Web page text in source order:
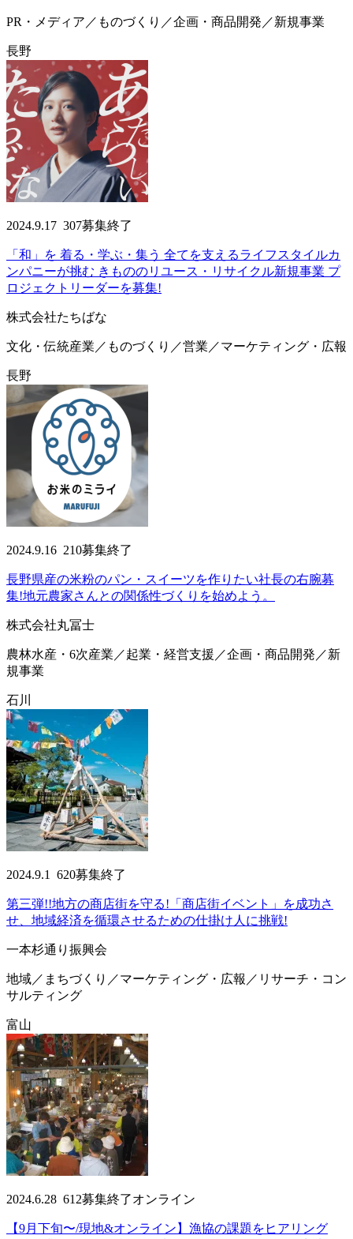
PR・メディア／ものづくり／企画・商品開発／新規事業
長野
2024.9.17 307募集終了
「和」を 着る・学ぶ・集う 全てを支えるライフスタイルカ
ンパニーが挑む きもののリユース・リサイクル新規事業 プ
ロジェクトリーダーを募集!
株式会社たちばな
文化・伝統産業／ものづくり／営業／マーケティング・広報
長野
2024.9.16 210募集終了
長野県産の米粉のパン・スイーツを作りたい社長の右腕募
集!地元農家さんとの関係性づくりを始めよう。
株式会社丸冨士
農林水産・6次産業／起業・経営支援／企画・商品開発／新
規事業
石川
2024.9.1 620募集終了
第三弾!!地方の商店街を守る!「商店街イベント」を成功さ
せ、地域経済を循環させるための仕掛け人に挑戦!
一本杉通り振興会
地域／まちづくり／マーケティング・広報／リサーチ・コン
サルティング
富山
2024.6.28 612募集終了オンライン
【9月下旬〜/現地&オンライン】漁協の課題をヒアリング